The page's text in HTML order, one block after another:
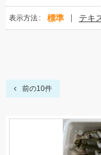
表示方法 標準 テキ
前の10件